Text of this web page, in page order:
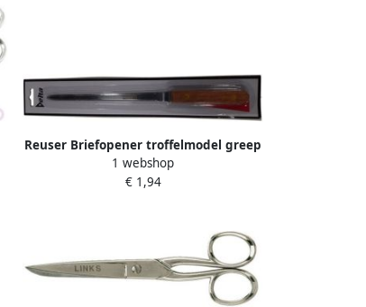
Reuser Briefopener troffelmodel greep
hout
1 webshop
€ 1,94